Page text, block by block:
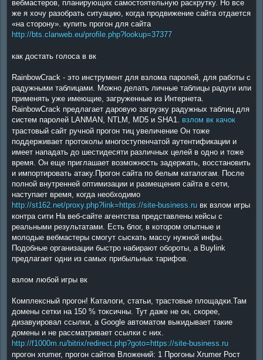
вебмастеров, планирующих самостоятельную раскрутку. Но все
же я хочу разобрать ситуацию, когда продвижение сайта отдается
«на сторону». купить прогон для сайта
http://bts.clanweb.eu/profile.php?lookup=37377
как достать голоса в вк
RainbowCrack - это инструмент для взлома паролей, для работы с
радужными таблицами. Можно делать личные таблицы радуги или
применять уже имеющие, загруженные из Интернета.
RainbowCrack предлагает даровую загрузку радужных таблиц для
систем паролей LANMAN, NTLM, MD5 и SHA1. взлом вк качок
трастовый сайт ручной прогон тиц увеличение Он тоже
поддерживает протоколы многоступенчатой аутентификации и
имеет нападать до шестидесяти различных целей в одно и тоже
время. Он еще приглашает возможность задержать, восстановить
и импортировать атаку.Прогон сайта по белым каталогам. После
полной внутренней оптимизации и размещения сайта в сети,
наступает время, когда необходимо
http://st162.net/proxy.php?link=https://site-business.ru вк взлом игры
контра сити На веб-сайте агентства представлены кейсы с
реальными результатами. Есть блог, в котором опытные и
молодые вебмастеры смогут сыскать массу нужной инфы.
Подобные организации быстро набирают обороты, а Buylink
предлагает одни из самых прибыльных тарифов.
взлом любой игры вк
Комплексный прогон! Каталоги, статьи, трастовые площадки.Там
домены сетки на 150 % токсичны. Тут даже не он, скорее,
дизавуировал ссылки, а Google автоматом выкидывает такие
домены и не рассматривает ссылки с них.
http://f1000m.ru/bitrix/redirect.php?goto=https://site-business.ru
прогон xrumer, прогон сайтов Вложений: 1 Прогоны Xrumer Рост